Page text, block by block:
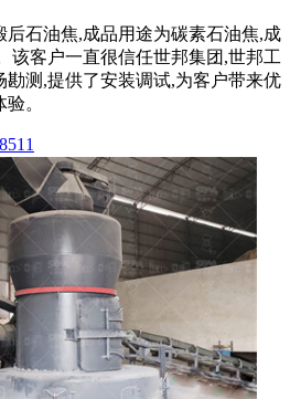
后石油焦,成品用途为碳素石油焦,成
该客户一直很信任世邦集团,世邦工
勘测,提供了安装调试,为客户带来优
。